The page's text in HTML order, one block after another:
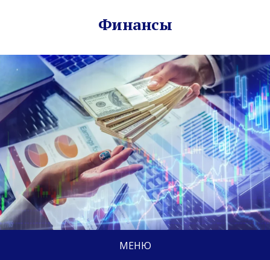
Финансы
МЕНЮ